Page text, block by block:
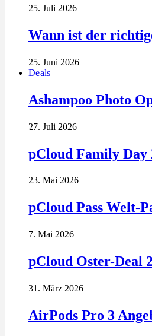
25. Juli 2026
Wann ist der
25. Juni 2026
Deals
Ashampoo Photo
27. Juli 2026
pCloud Family Day
23. Mai 2026
pCloud Pass Welt-
7. Mai 2026
pCloud Oster-Deal
31. März 2026
AirPods Pro 3